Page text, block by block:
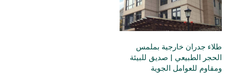
طلاء جدران خارجية بملمس
الحجر الطبيعي | صديق للبيئة
ومقاوم للعوامل الجوية